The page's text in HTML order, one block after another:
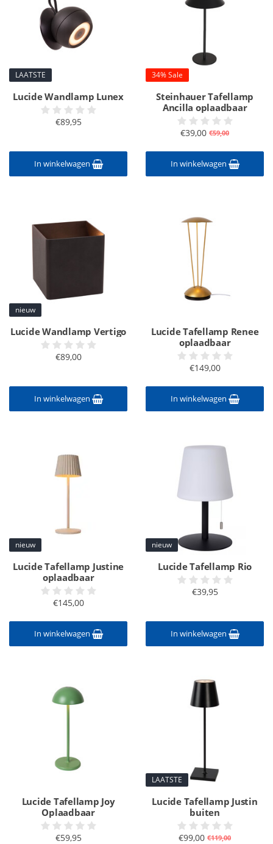
LAATSTE
Lucide Wandlamp Lunex
€89,95
In winkelwagen
34% Sale
Steinhauer Tafellamp
Ancilla oplaadbaar
€39,00 €59,00
In winkelwagen
nieuw
Lucide Wandlamp Vertigo
€89,00
In winkelwagen
Lucide Tafellamp Renee
oplaadbaar
€149,00
In winkelwagen
nieuw
Lucide Tafellamp Justine
oplaadbaar
€145,00
In winkelwagen
nieuw
Lucide Tafellamp Rio
€39,95
In winkelwagen
Lucide Tafellamp Joy
Oplaadbaar
€59,95
LAATSTE
Lucide Tafellamp Justin
buiten
€99,00 €119,00